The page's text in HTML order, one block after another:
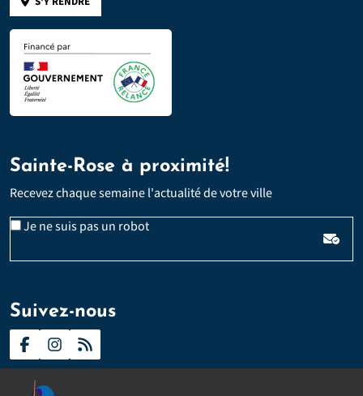
Sainte-Rose à proximité!
Recevez chaque semaine l'actualité de votre ville
Je ne suis pas un robotVeuillez laisser ce champ vide :
Email
Suivez-nous